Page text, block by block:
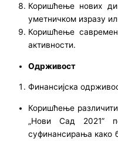
Коришћење нових
уметничком изразу
Коришћење
активности.
Одрживост
Финансијска
Коришћење
„Нови Сад 2021”
суфинансирања како